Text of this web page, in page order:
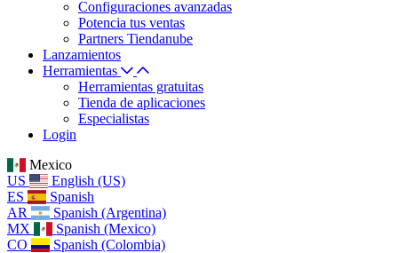
Configuraciones avanzadas
Potencia tus ventas
Partners Tiendanube
Lanzamientos
Herramientas
Herramientas gratuitas
Tienda de aplicaciones
Especialistas
Login
Mexico
US
English (US)
ES
Spanish
AR
Spanish (Argentina)
MX
Spanish (Mexico)
CO
Spanish (Colombia)